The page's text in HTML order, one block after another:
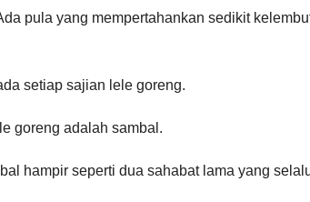
pula yang mempertahankan sedikit
setiap sajian lele goreng.
goreng adalah sambal.
hampir seperti dua sahabat lama yang